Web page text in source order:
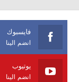
فايسبوك
انضم الينا
يوتيوب
انضم الينا